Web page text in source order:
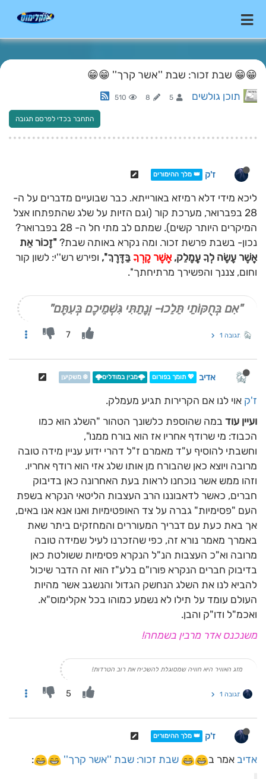
😁😁 שבת זכור: שבת ''אשר קרך'' 😁😁
תוכן גולשים 5
8
510
התחבר בכדי לפרסם תגובה
ז'ק 👑 מלך ההימורים
ליכא מידי דלא רמיזא באורייתא. כבר שבועיים מדברים על ה-
28 בפברואר, מערכת קור (וגם הזיות על שלג שהתפתחו אצל
המיקרים היותר קשים). שמתם לב מתי חל ה- 28 בפברואר?
נכון- בשבת פרשת זכור. ומה נקרא באותה שבת? "זָכוֹר אֵת
אֲשֶׁר עָשָׂה לְךָ עֲמָלֵק, אֲשֶׁר קָרְךָ בַּדֶּרֶךְ'', ופירש רש''י: לשון קור
וחום, צננך והפשירך מרתיחתך''.
"אִם בְּחֻקּוֹתַי תֵּלֵכוּ- וְנָתַתִּי גִּשְׁמֵיכֶם בְּעִתָּם"
תגובה 1 7
אדיב 💖 תומך בפורום 🌩️מבין במודלים🌩️ ❄️ משקיען
ז'ק אוי לנו אם הקרירות תגיע מעמלק.
ועיין עוד במה שהוספת כלשונך הטהור "השלג הוא כמו
הכבוד: מי שרודף אחריו אז הוא בורח ממנו",
וחשבתי להוסיף ע"ד מאמרם ז"ל דהרי ידוע עניין מידה טובה
מרובה ויוצא כאן שהבורח מן אותו שלג אזי הוא רודף אחריו.
וזהו ממש אשר נוכחנו לראות בעת האחרונה כאן בדיבוק
חברים, כאשר לדאבוננו הרב העצבות הליטאי הנקרא בשפת
העם "פסימיות" גברה על צד האופטימיות ואנו אנא אנו באים,
אך באת כעת עם דבריך המעוררים והמחזקים ביתר שאת
באמרך מאמר נורא זה, כפי שהזכרנו לעיל שמידה טובה
מרובה וא"כ העצבות הנ"ל הנקרא פסימיות ששולטת כאן
בדיבוק חברים הנקרא פורו"ם בלע"ז הוא זה הדבר שיכול
להביא לנו את השלג הנחשק הגדול והנשגב אשר מהיות
העולם עומד על תילו לא נשמע כמוהו בכל אקלימוס"א.
ואכמ"ל ודו"ק והבן.
משנכנס אדר מרבין בשמחה!
מזג האוויר היא חוויה שמסוגלת להשכיח את רוב הטרדות!
תגובה 1 5
ז'ק 👑 מלך ההימורים
אדיב אמר ב שבת זכור: שבת ''אשר קרך'' :